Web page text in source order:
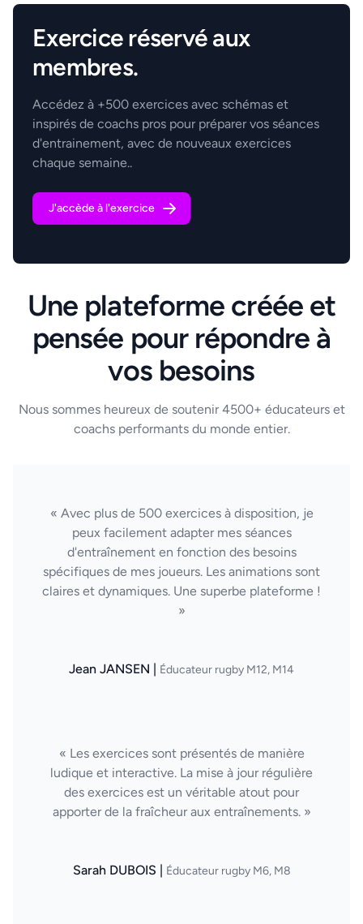
Exercice réservé aux
membres.
Accédez à +500 exercices avec schémas et
inspirés de coachs pros pour préparer vos séances
d'entrainement, avec de nouveaux exercices
chaque semaine..
J'accède à l'exercice
Une plateforme créée et
pensée pour répondre à
vos besoins
Nous sommes heureux de soutenir 4500+ éducateurs et
coachs performants du monde entier.
« Avec plus de 500 exercices à disposition, je
peux facilement adapter mes séances
d'entraînement en fonction des besoins
spécifiques de mes joueurs. Les animations sont
claires et dynamiques. Une superbe plateforme !
»
Jean JANSEN | Éducateur rugby M12, M14
« Les exercices sont présentés de manière
ludique et interactive. La mise à jour régulière
des exercices est un véritable atout pour
apporter de la fraîcheur aux entraînements. »
Sarah DUBOIS | Éducateur rugby M6, M8